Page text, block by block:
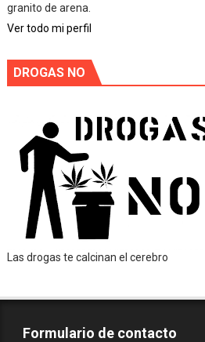
granito de arena.
Ver todo mi perfil
DROGAS NO
Las drogas te calcinan el cerebro
Formulario de contacto